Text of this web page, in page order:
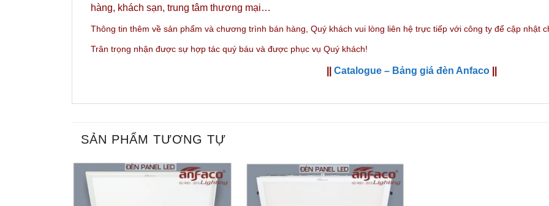
hàng, khách sạn, trung tâm thương mại…
Thông tin thêm về sản phẩm và chương trình bán hàng, Quý khách vui lòng liên hệ trực tiếp với công ty để cập nhật
Trân trọng nhận được sự hợp tác quý báu và được phục vụ Quý khách!
Catalogue – Bảng giá đèn Anfaco
SẢN PHẨM TƯƠNG TỰ